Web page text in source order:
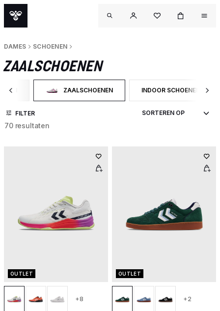
DAMES SCHOENEN
ZAALSCHOENEN
CATEGORY: SCHOENENZAALSCHOENENGESELECTEERD MOMENTEEL GEFILTERD OP
INDOOR SCHOENEN
FILTER OP
FILTER
70 resultaten
OUTLET
+8
OUTLET
+2